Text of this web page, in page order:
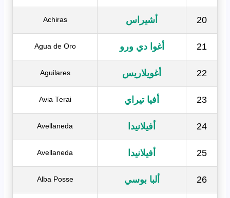
20 أشيراس Achiras
21 أغوا دي ورو Agua de Oro
22 أغويلاريس Aguilares
23 أفيا تيراي Avia Terai
24 أفيلانيدا Avellaneda
25 أفيلانيدا Avellaneda
26 ألبا بوسي Alba Posse